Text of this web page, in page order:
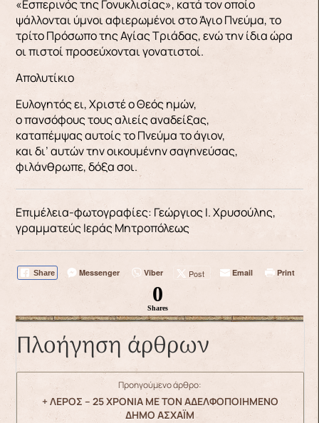
«Εσπερινός της Γονυκλισίας», κατά τον οποίο
ψάλλονται ύμνοι αφιερωμένοι στο Άγιο Πνεύμα, το
τρίτο Πρόσωπο της Αγίας Τριάδας, ενώ την ίδια ώρα
οι πιστοί προσεύχονται γονατιστοί.
Απολυτίκιο
Ευλογητός ει, Χριστέ ο Θεός ημών,
ο πανσόφους τους αλιείς αναδείξας,
καταπέμψας αυτοίς το Πνεύμα το άγιον,
και δι’ αυτών την οικουμένην σαγηνεύσας,
φιλάνθρωπε, δόξα σοι.
Επιμέλεια-φωτογραφίες: Γεώργιος Ι. Χρυσούλης,
γραμματεύς Ιεράς Μητροπόλεως
Share Messenger Viber Post Email Print
0
Shares
Πλοήγηση άρθρων
Προηγούμενο άρθρο:
+ ΛΕΡΟΣ – 25 ΧΡΟΝΙΑ ΜΕ ΤΟΝ ΑΔΕΛΦΟΠΟΙΗΜΕΝΟ
ΔΗΜΟ ΑΣΧΑΪΜ